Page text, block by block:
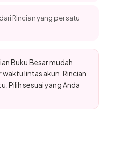
Rincian yang per satu
Buku Besar mudah
lintas akun, Rincian
Pilih sesuai yang Anda